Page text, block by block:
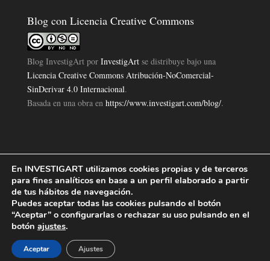
Blog con Licencia Creative Commons
Blog InvestigArtpor InvestigArtse distribuye bajo una
Licencia Creative Commons Atribución-NoComercial-
SinDerivar 4.0 Internacional.
Basada en una obra en https://www.investigart.com/blog/.
Política de Privacidad|Aviso Legal|Política de Cookies|
Investigart Copyright © 2019. |
En INVESTIGART utilizamos cookies propias y de terceros
para fines analíticos en base a un perfil elaborado a partir
de tus hábitos de navegación.
Puedes aceptar todas las cookies pulsando el botón
“Aceptar” o configurarlas o rechazar su uso pulsando en el
botón ajustes.
Aceptar Ajustes